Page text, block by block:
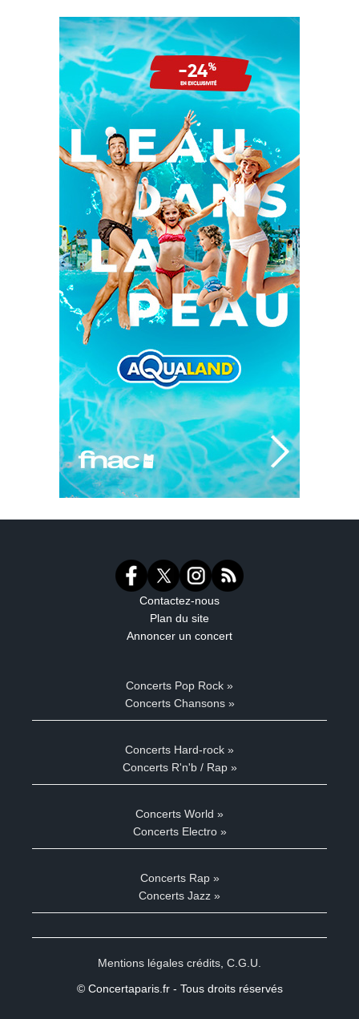
Contactez-nous
Plan du site
Annoncer un concert
Concerts Pop Rock »
Concerts Chansons »
Concerts Hard-rock »
Concerts R'n'b / Rap »
Concerts World »
Concerts Electro »
Concerts Rap »
Concerts Jazz »
Mentions légales crédits C.G.U.
© Concertaparis.fr - Tous droits réservés